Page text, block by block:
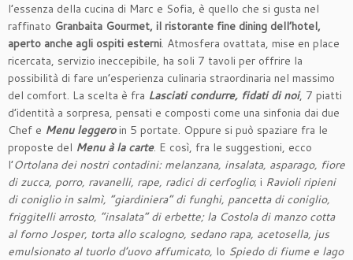
l’essenza della cucina di Marc e Sofia, è quello che si gusta nel
raffinato Granbaita Gourmet, il ristorante fine dining dell’hotel,
aperto anche agli ospiti esterni. Atmosfera ovattata, mise en place
ricercata, servizio ineccepibile, ha soli 7 tavoli per offrire la
possibilità di fare un’esperienza culinaria straordinaria nel massimo
del comfort. La scelta è fra Lasciati condurre, fidati di noi, 7 piatti
d’identità a sorpresa, pensati e composti come una sinfonia dai due
Chef e Menu leggeroin 5 portate. Oppure si può spaziare fra le
proposte del Menu à la carte. E così, fra le suggestioni, ecco
l’Ortolana dei nostri contadini: melanzana, insalata, asparago, fiore
di zucca, porro, ravanelli, rape, radici di cerfoglio; i Ravioli ripieni
di coniglio in salmì, “giardiniera” di funghi, pancetta di coniglio,
friggitelli arrosto, “insalata” di erbette; la Costola di manzo cotta
al forno Josper, torta allo scalogno, sedano rapa, acetosella, jus
emulsionato al tuorlo d’uovo affumicato, lo Spiedo di fiume e lago